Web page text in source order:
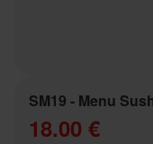
SM19 - Menu
18.00 €